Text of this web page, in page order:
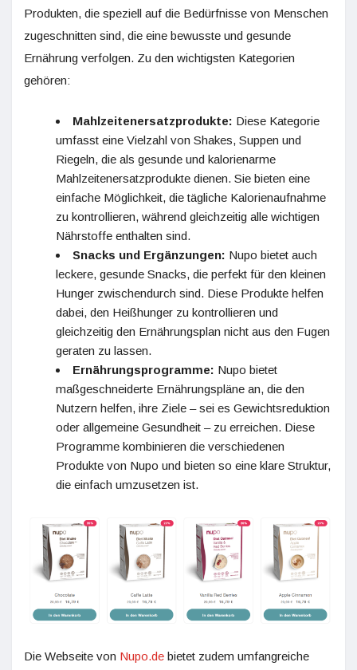
Produkten, die speziell auf die Bedürfnisse von Menschen
zugeschnitten sind, die eine bewusste und gesunde
Ernährung verfolgen. Zu den wichtigsten Kategorien
gehören:
Mahlzeitenersatzprodukte: Diese Kategorie
umfasst eine Vielzahl von Shakes, Suppen und
Riegeln, die als gesunde und kalorienarme
Mahlzeitenersatzprodukte dienen. Sie bieten eine
einfache Möglichkeit, die tägliche Kalorienaufnahme
zu kontrollieren, während gleichzeitig alle wichtigen
Nährstoffe enthalten sind.
Snacks und Ergänzungen: Nupo bietet auch
leckere, gesunde Snacks, die perfekt für den kleinen
Hunger zwischendurch sind. Diese Produkte helfen
dabei, den Heißhunger zu kontrollieren und
gleichzeitig den Ernährungsplan nicht aus den Fugen
geraten zu lassen.
Ernährungsprogramme: Nupo bietet
maßgeschneiderte Ernährungspläne an, die den
Nutzern helfen, ihre Ziele – sei es Gewichtsreduktion
oder allgemeine Gesundheit – zu erreichen. Diese
Programme kombinieren die verschiedenen
Produkte von Nupo und bieten so eine klare Struktur,
die einfach umzusetzen ist.
Die Webseite von Nupo.de bietet zudem umfangreiche